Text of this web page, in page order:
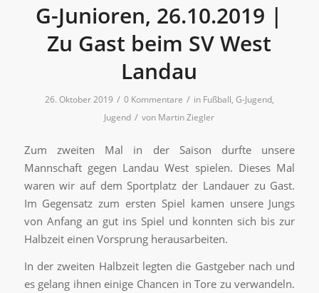
G-Junioren, 26.10.2019 |
Zu Gast beim SV West
Landau
26. Oktober 2019 / 0 Kommentare / in Fußball, G-Jugend,
Jugend / von Martin Ziegler
Zum zweiten Mal in der Saison durfte unsere
Mannschaft gegen Landau West spielen. Dieses Mal
waren wir auf dem Sportplatz der Landauer zu Gast.
Im Gegensatz zum ersten Spiel kamen unsere Jungs
von Anfang an gut ins Spiel und konnten sich bis zur
Halbzeit einen Vorsprung herausarbeiten.
In der zweiten Halbzeit legten die Gastgeber nach und
es gelang ihnen einige Chancen in Tore zu verwandeln.